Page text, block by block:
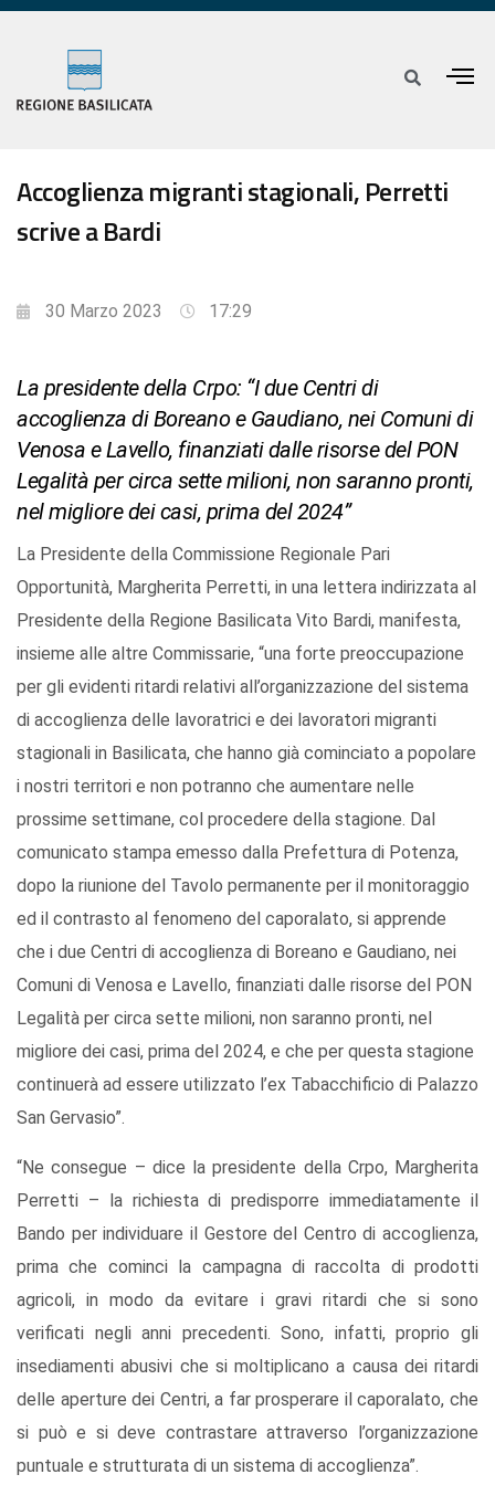
Accoglienza migranti stagionali, Perretti
scrive a Bardi
30 Marzo 2023 17:29
La presidente della Crpo: “I due Centri di
accoglienza di Boreano e Gaudiano, nei Comuni di
Venosa e Lavello, finanziati dalle risorse del PON
Legalità per circa sette milioni, non saranno pronti,
nel migliore dei casi, prima del 2024”
La Presidente della Commissione Regionale Pari
Opportunità, Margherita Perretti, in una lettera indirizzata al
Presidente della Regione Basilicata Vito Bardi, manifesta,
insieme alle altre Commissarie, “una forte preoccupazione
per gli evidenti ritardi relativi all’organizzazione del sistema
di accoglienza delle lavoratrici e dei lavoratori migranti
stagionali in Basilicata, che hanno già cominciato a popolare
i nostri territori e non potranno che aumentare nelle
prossime settimane, col procedere della stagione. Dal
comunicato stampa emesso dalla Prefettura di Potenza,
dopo la riunione del Tavolo permanente per il monitoraggio
ed il contrasto al fenomeno del caporalato, si apprende
che i due Centri di accoglienza di Boreano e Gaudiano, nei
Comuni di Venosa e Lavello, finanziati dalle risorse del PON
Legalità per circa sette milioni, non saranno pronti, nel
migliore dei casi, prima del 2024, e che per questa stagione
continuerà ad essere utilizzato l’ex Tabacchificio di Palazzo
San Gervasio”.
“Ne consegue – dice la presidente della Crpo, Margherita
Perretti – la richiesta di predisporre immediatamente il
Bando per individuare il Gestore del Centro di accoglienza,
prima che cominci la campagna di raccolta di prodotti
agricoli, in modo da evitare i gravi ritardi che si sono
verificati negli anni precedenti. Sono, infatti, proprio gli
insediamenti abusivi che si moltiplicano a causa dei ritardi
delle aperture dei Centri, a far prosperare il caporalato, che
si può e si deve contrastare attraverso l’organizzazione
puntuale e strutturata di un sistema di accoglienza”.